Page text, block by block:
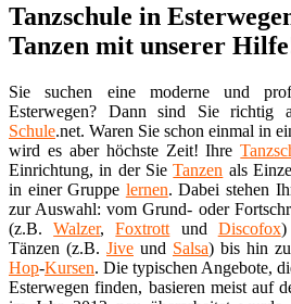
Tanzschule in
Tanzen mit unserer
Sie suchen eine moderne und
Esterwegen? Dann sind Sie richtig
Schule.net. Waren Sie schon einmal in
wird es aber höchste Zeit! Ihre
Einrichtung, in der SieTanzen als
in einer Gruppe lernen. Dabei stehen
zur Auswahl: vom Grund- oder
(z.B.Walzer,Foxtrott und Discofox)
Tänzen (z.B. Jive und Salsa) bis hin
Hop-Kursen. Die typischen Angebote,
Esterwegen finden, basieren meist auf